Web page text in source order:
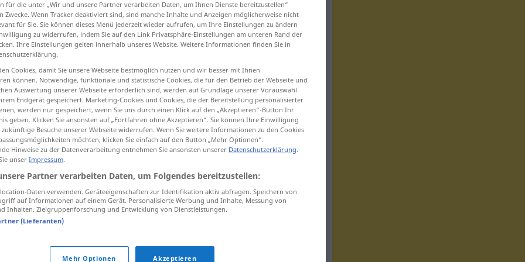
Gesundheit
bei guter Gesundheitsein
vor Gesundheitstrotzen
für die unter „Wir und unsere Partner verarbeiten Daten, um Ihnen Dienste bereitzustellen“
Zwecke. Wenn Tracker deaktiviert sind, sind manche Inhalte und Anzeigen möglicherweise nicht
für Sie. Sie können dieses Menü jederzeit wieder aufrufen, um Ihre Einstellungen zu ändern
zu widerrufen, indem Sie auf den Link Privatsphäre-Einstellungen am unteren Rand der
Ihre Einstellungen gelten innerhalb unseres Website. Weitere Informationen finden Sie in
Cookies, damit Sie unsere Webseite bestmöglich nutzen und wir besser mit Ihnen
können. Notwendige, funktionale und statistische Cookies, die für den Betrieb der Webseite und
Auswertung unserer Webseite erforderlich sind, werden auf Grundlage unserer Vorauswahl
Endgerät gespeichert. Marketing-Cookies und Cookies, die der Bereitstellung personalisierter
werden nur gespeichert, wenn Sie uns durch einen Klick auf den „Akzeptieren“-Button Ihr
geben. Klicken Sie ansonsten auf „Fortfahren ohne Akzeptieren“. Sie können Ihre Einwilligung
Besuche unserer Webseite widerrufen. Wenn Sie weitere Informationen zu den Cookies
möchten, klicken Sie einfach auf den Button „Mehr Optionen“.
Hinweise zu der Datenverarbeitung entnehmen Sie ansonsten unserer Datenschutzerklärung.
unser Impressum.
Partner verarbeiten Daten, um Folgendes bereitzustellen:
Daten verwenden. Geräteeigenschaften zur Identifikation aktiv abfragen. Speichern von
auf Informationen auf einem Gerät. Personalisierte Werbung und Inhalte, Messung von
Inhalten, Zielgruppenforschung und Entwicklung von Dienstleistungen.
(Lieferanten)
Mehr Optionen Akzeptieren